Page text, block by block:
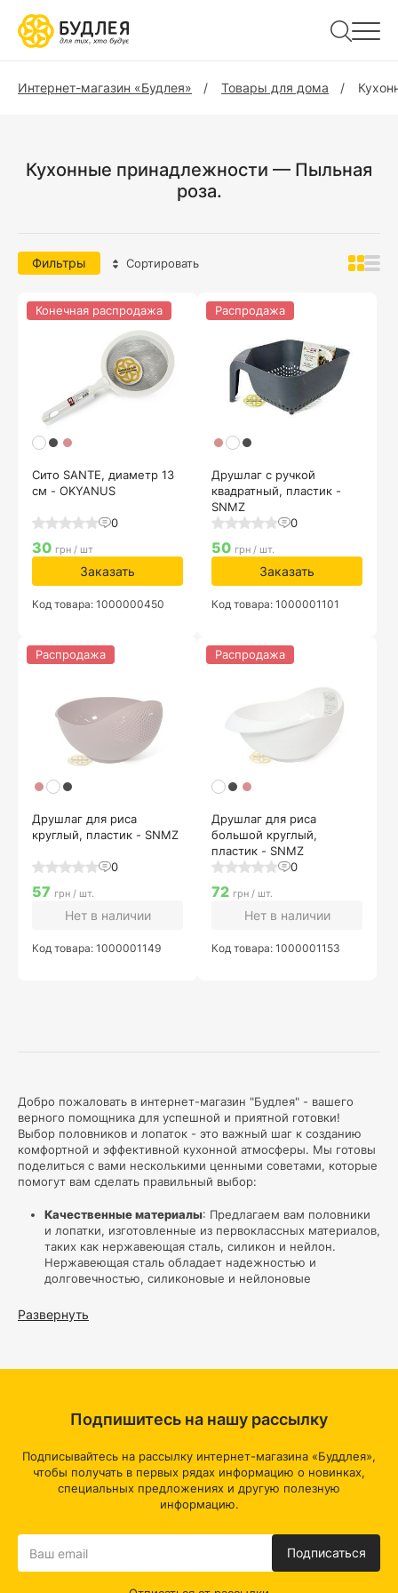
Интернет-магазин «Будлея» Товары для дома
Кухонные принадлежности — Пыльная
роза.
Добро пожаловать в интернет-магазин "Будлея" - вашего
верного помощника для успешной и приятной готовки!
Выбор половников и лопаток - это важный шаг к созданию
комфортной и эффективной кухонной атмосферы. Мы готовы
поделиться с вами несколькими ценными советами, которые
помогут вам сделать правильный выбор:
Качественные материалы: Предлагаем вам половники
и лопатки, изготовленные из первоклассных материалов,
таких как нержавеющая сталь, силикон и нейлон.
Нержавеющая сталь обладает надежностью и
долговечностью, силиконовые и нейлоновые
сковородок.
Эргономичные ручки
половники удобны для мелких ингредиентов, а широкие
Высокая температуроустойчивость:Наши половники и
лопатки выдерживают высокие температуры, что
позволяет использовать их для горячих блюд и в горячих
антипригарную посуду, обратите внимание на наши
половники и лопатки с антипригарным покрытием,
которое защитит поверхность вашей посуды.
Развернуть
Фильтры Сортировать
Сито SANTE, диаметр 13
см - OKYANUS
0
Конечная распродажа
30 грн / шт
Заказать
Код товара: 1000000450
Друшлаг с ручкой
квадратный, пластик -
SNMZ
0
Распродажа
50 грн / шт.
Заказать
Код товара: 1000001101
Друшлаг для риса
круглый, пластик - SNMZ
0
Распродажа
57 грн / шт.
Нет в наличии
Код товара: 1000001149
Друшлаг для риса
большой круглый,
пластик - SNMZ
0
Распродажа
72 грн / шт.
Нет в наличии
Код товара: 1000001153
Подпишитесь на нашу рассылку
Подписывайтесь на рассылку интернет-магазина «Буддлея»,
чтобы получать в первых рядах информацию о новинках,
специальных предложениях и другую полезную
информацию.
Подписаться